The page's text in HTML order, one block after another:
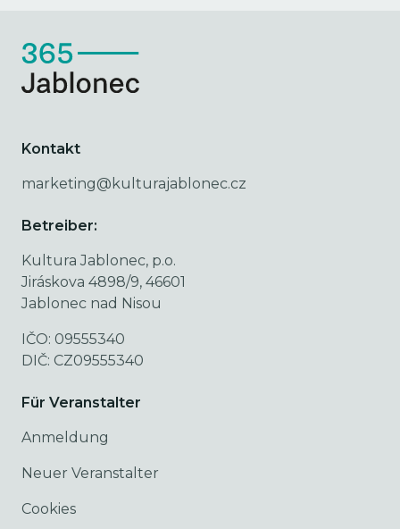
Kontakt
marketing@kulturajablonec.cz
Betreiber:
Kultura Jablonec, p.o.
Jiráskova 4898/9, 46601
Jablonec nad Nisou
IČO: 09555340
DIČ: CZ09555340
Für Veranstalter
Anmeldung
Neuer Veranstalter
Cookies